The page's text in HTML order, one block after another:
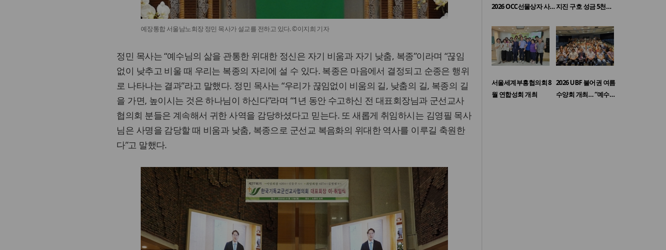
예장통합 서울남노회장 정민 목사가 설교를 전하고 있다. ©이지희 기자
정민 목사는 “예수님의 삶을 관통한 위대한 정신은 자기 비움과 자기 낮춤, 복종”이라며 “끊임
없이 낮추고 비울 때 우리는 복종의 자리에 설 수 있다. 복종은 마음에서 결정되고 순종은 행위
로 나타나는 결과”라고 말했다. 정민 목사는 “우리가 끊임없이 비움의 길, 낮춤의 길, 복종의 길
을 가면, 높이시는 것은 하나님이 하신다”라며 “1년 동안 수고하신 전 대표회장님과 군선교사
협의회 분들은 계속해서 귀한 사역을 감당하셨다고 믿는다. 또 새롭게 취임하시는 김영필 목사
님은 사명을 감당할 때 비움과 낮춤, 복종으로 군선교 복음화의 위대한 역사를 이루길 축원한
다”고 말했다.
2026 OCC선물상자 사…지진 구호 성금 5천…
서울세계부흥협의회 8
월 연합성회 개최
2026 UBF 불어권 여름
수양회 개최… “예수…